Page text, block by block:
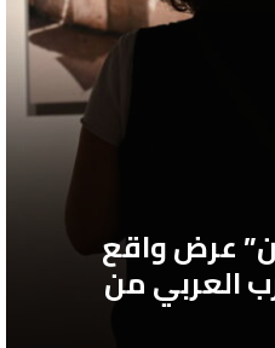
عرض واقع
العربي من